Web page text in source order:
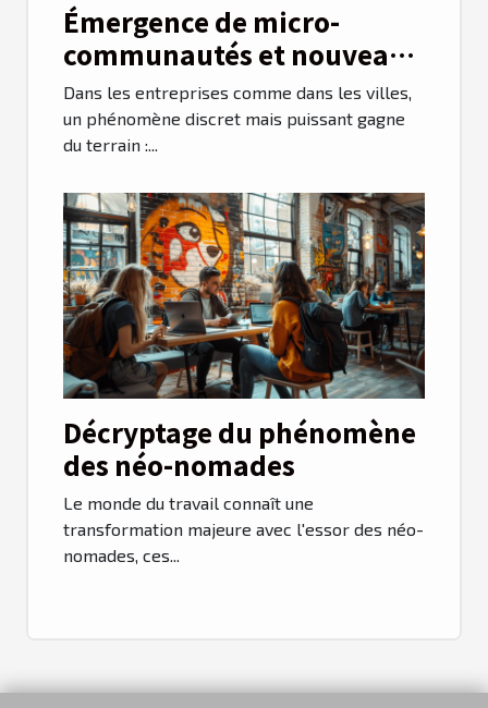
Émergence de micro-
communautés et nouveaux
modes de collaboration
Dans les entreprises comme dans les villes,
un phénomène discret mais puissant gagne
du terrain :...
Décryptage du phénomène
des néo-nomades
Le monde du travail connaît une
transformation majeure avec l'essor des néo-
nomades, ces...